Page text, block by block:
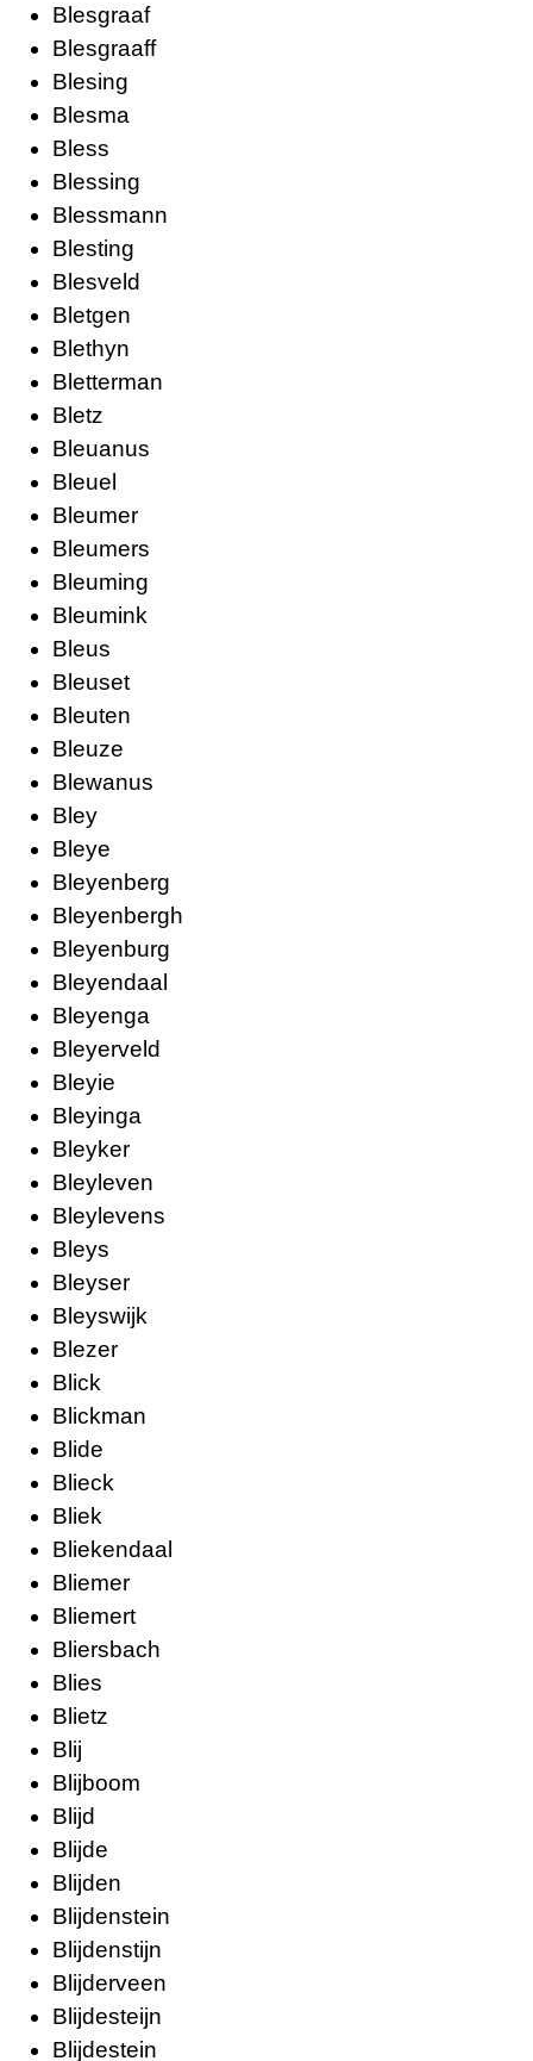
Blesgraaf
Blesgraaff
Blesing
Blesma
Bless
Blessing
Blessmann
Blesting
Blesveld
Bletgen
Blethyn
Bletterman
Bletz
Bleuanus
Bleuel
Bleumer
Bleumers
Bleuming
Bleumink
Bleus
Bleuset
Bleuten
Bleuze
Blewanus
Bley
Bleye
Bleyenberg
Bleyenbergh
Bleyenburg
Bleyendaal
Bleyenga
Bleyerveld
Bleyie
Bleyinga
Bleyker
Bleyleven
Bleylevens
Bleys
Bleyser
Bleyswijk
Blezer
Blick
Blickman
Blide
Blieck
Bliek
Bliekendaal
Bliemer
Bliemert
Bliersbach
Blies
Blietz
Blij
Blijboom
Blijd
Blijde
Blijden
Blijdenstein
Blijdenstijn
Blijderveen
Blijdesteijn
Blijdestein